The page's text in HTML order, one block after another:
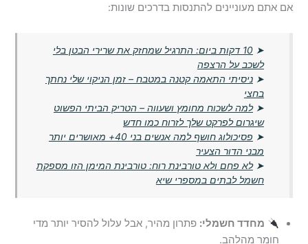
אם אתם מעוניינים להתנסות בדרכים שונות:
➤
10 דקות ביום: התרגיל שמחזק את שרירי הבטן בלי
לשכב על הרצפה
➤ניסיתי התאמה קטנה במטבח – זמן הניקוי שלי נחתך
בחצי
➤למה לשכוח מחומץ ושעווה – הטריק הביתי הפשוט
שיגרום לפרקט שלך לזרוח כמו חדש
➤
פסיכולוג חושף למה אנשים בני 40+ מאושרים יותר
מבני הדור הצעיר
➤לא פחם ולא טורבינת רוח: טורבינת המימן הזו מספקת
חשמל לבתים במספרי שיא
מחדד חשמלי: פתרון מהיר, אבל עלול להסיר יותר מדי
חומר מהלהב.